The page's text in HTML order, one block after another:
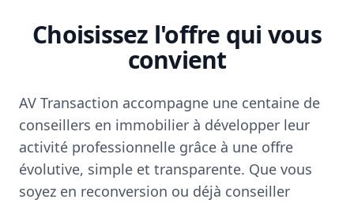
Choisissez l'offre qui vous
convient
AV Transaction accompagne une centaine de
conseillers en immobilier à développer leur
activité professionnelle grâce à une offre
évolutive, simple et transparente. Que vous
soyez en reconversion ou déjà conseiller